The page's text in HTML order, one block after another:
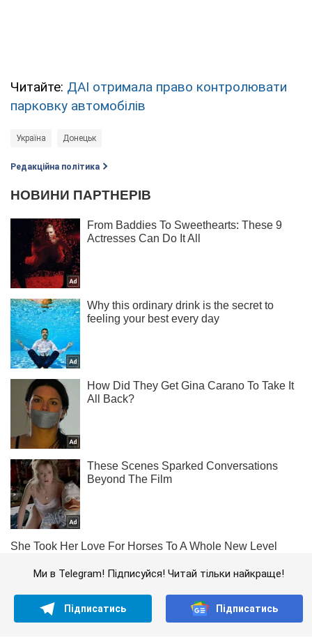
Читайте: ДАІ отримала право контролювати
парковку автомобілів
Україна Донецьк
Редакційна політика
Ми в Telegram! Підписуйся! Читай тільки найкраще!
Підписатись Підписатись